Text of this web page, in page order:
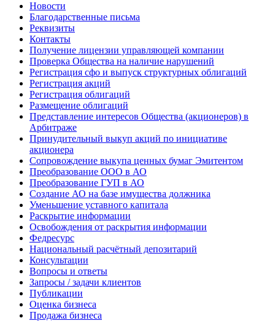
Новости
Благодарственные письма
Реквизиты
Контакты
Получение лицензии управляющей компании
Проверка Общества на наличие нарушений
Регистрация сфо и выпуск структурных облигаций
Регистрация акций
Регистрация облигаций
Размещение облигаций
Представление интересов Общества (акционеров) в
Арбитраже
Принудительный выкуп акций по инициативе
акционера
Сопровождение выкупа ценных бумаг Эмитентом
Преобразование ООО в АО
Преобразование ГУП в АО
Создание АО на базе имущества должника
Уменьшение уставного капитала
Раскрытие информации
Освобождения от раскрытия информации
Федресурс
Национальный расчётный депозитарий
Консультации
Вопросы и ответы
Запросы / задачи клиентов
Публикации
Оценка бизнеса
Продажа бизнеса